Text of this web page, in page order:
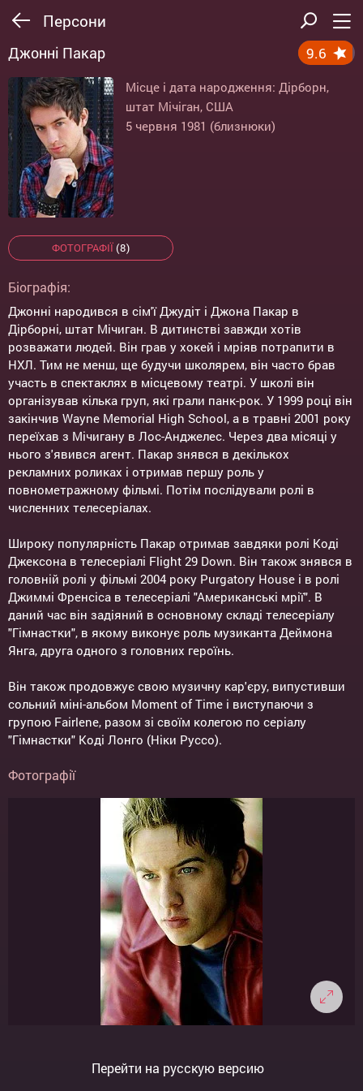
Персони
Джонні Пакар 9.6
Місце і дата народження: Дірборн,
штат Мічіган, США
5 червня 1981 (близнюки)
ФОТОГРАФІЇ(8)
Біографія:
Джонні народився в сім'ї Джудіт і Джона Пакар в
Дірборні, штат Мічиган. В дитинстві завжди хотів
розважати людей. Він грав у хокей і мріяв потрапити в
НХЛ. Тим не менш, ще будучи школярем, він часто брав
участь в спектаклях в місцевому театрі. У школі він
організував кілька груп, які грали панк-рок. У 1999 році він
закінчив Wayne Memorial High School, а в травні 2001 року
переїхав з Мічигану в Лос-Анджелес. Через два місяці у
нього з'явився агент. Пакар знявся в декількох
рекламних роликах і отримав першу роль у
повнометражному фільмі. Потім послідували ролі в
численних телесеріалах.
Широку популярність Пакар отримав завдяки ролі Коді
Джексона в телесеріалі Flight 29 Down. Він також знявся в
головній ролі у фільмі 2004 року Purgatory House і в ролі
Джиммі Френсіса в телесеріалі "Американські мрії". В
даний час він задіяний в основному складі телесеріалу
"Гімнастки", в якому виконує роль музиканта Деймона
Янга, друга одного з головних героїнь.
Він також продовжує свою музичну кар'єру, випустивши
сольний міні-альбом Moment of Time і виступаючи з
групою Fairlene, разом зі своїм колегою по серіалу
"Гімнастки" Коді Лонго (Ніки Руссо).
Фотографії
Перейти на русскую версию